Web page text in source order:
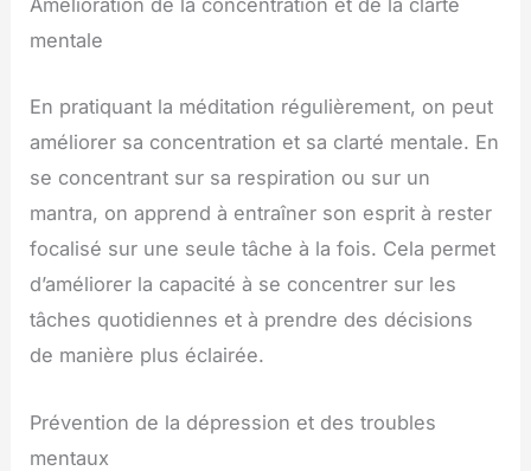
Amélioration de la concentration et de la clarté
mentale
En pratiquant la méditation régulièrement, on peut
améliorer sa concentration et sa clarté mentale. En
se concentrant sur sa respiration ou sur un
mantra, on apprend à entraîner son esprit à rester
focalisé sur une seule tâche à la fois. Cela permet
d’améliorer la capacité à se concentrer sur les
tâches quotidiennes et à prendre des décisions
de manière plus éclairée.
Prévention de la dépression et des troubles
mentaux